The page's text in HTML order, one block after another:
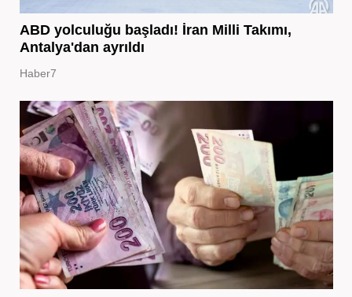
ABD yolculuğu başladı! İran Milli Takımı,
Antalya'dan ayrıldı
Haber7